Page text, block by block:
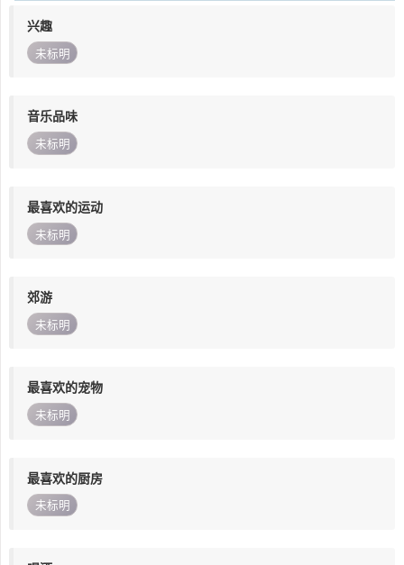
兴趣
未标明
音乐品味
未标明
最喜欢的运动
未标明
郊游
未标明
最喜欢的宠物
未标明
最喜欢的厨房
未标明